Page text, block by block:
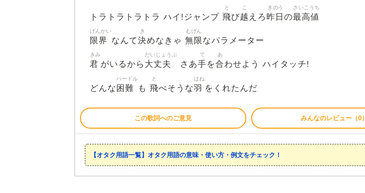
トラトラトラトラ ハイ!ジャンプ 飛
と
び越
こ
えろ 昨日
きのう
の最高値
さいこうち
限界
げんかい
なんて決
き
めなきゃ 無限
むげん
なパラメーター
君
きみ
がいるから 大丈夫
だいじょうぶ
さあ手
て
を合
あ
わせよう ハイタッチ!
どんな 困難
ハードル
も 飛
と
べそうな羽
はね
をくれたんだ
この歌詞へのご意見 みんなのレビュー（0）
【オタク用語一覧】オタク用語の意味・使い方・例文をチェック！